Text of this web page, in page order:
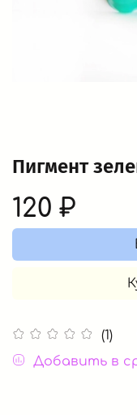
Пигмент
(1)
Добавить в
120 ₽